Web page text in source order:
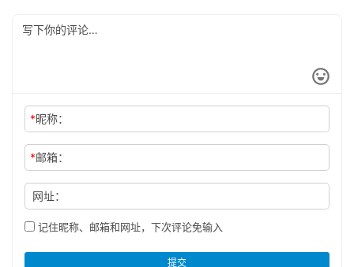
*昵称：
*邮箱：
网址：
记住昵称、邮箱和网址，下次评论免输入
提交